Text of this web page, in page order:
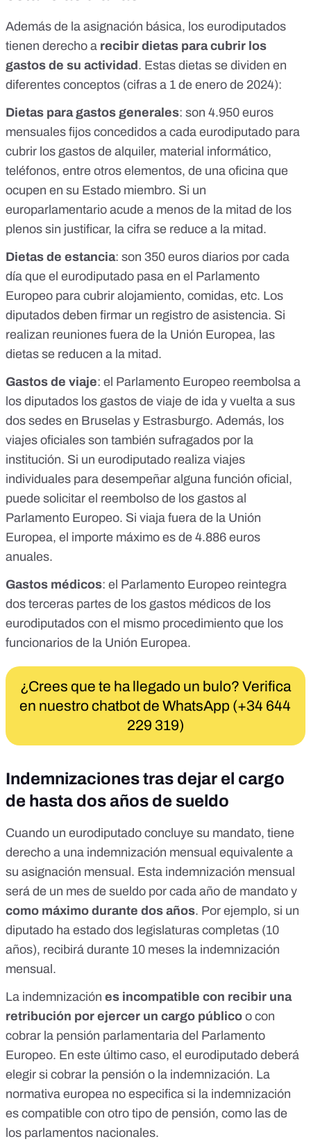
Además de la asignación básica, los eurodiputados
tienen derecho a recibir dietas para cubrir los
gastos de su actividad . Estas dietas se dividen en
diferentes conceptos (cifras a 1 de enero de 2024):
Dietas para gastos generales: son 4.950 euros
mensuales fijos concedidos a cada eurodiputado para
cubrir los gastos de alquiler, material informático,
teléfonos, entre otros elementos, de una oficina que
ocupen en su Estado miembro. Si un
europarlamentario acude a menos de la mitad de los
plenos sin justificar, la cifra se reduce a la mitad.
Dietas de estancia: son 350 euros diarios por cada
día que el eurodiputado pasa en el Parlamento
Europeo para cubrir alojamiento, comidas, etc. Los
diputados deben firmar un registro de asistencia. Si
realizan reuniones fuera de la Unión Europea, las
dietas se reducen a la mitad.
Gastos de viaje: el Parlamento Europeo reembolsa a
los diputados los gastos de viaje de ida y vuelta a sus
dos sedes en Bruselas y Estrasburgo. Además, los
viajes oficiales son también sufragados por la
institución. Si un eurodiputado realiza viajes
individuales para desempeñar alguna función oficial,
puede solicitar el reembolso de los gastos al
Parlamento Europeo. Si viaja fuera de la Unión
Europea, el importe máximo es de 4.886 euros
anuales.
Gastos médicos: el Parlamento Europeo reintegra
dos terceras partes de los gastos médicos de los
eurodiputados con el mismo procedimiento que los
funcionarios de la Unión Europea.
¿Crees que te ha llegado un bulo? Verifica
en nuestro chatbot de WhatsApp (+34 644
229 319)
Indemnizaciones tras dejar el cargo
de hasta dos años de sueldo
Cuando un eurodiputado concluye su mandato, tiene
derecho a una indemnización mensual equivalente a
su asignación mensual . Esta indemnización mensual
será de un mes de sueldo por cada año de mandato y
como máximo durante dos años. Por ejemplo, si un
diputado ha estado dos legislaturas completas (10
años), recibirá durante 10 meses la indemnización
mensual.
La indemnización es incompatible con recibir una
retribución por ejercer un cargo público o con
cobrar la pensión parlamentaria del Parlamento
Europeo. En este último caso, el eurodiputado deberá
elegir si cobrar la pensión o la indemnización. La
normativa europea no especifica si la indemnización
es compatible con otro tipo de pensión, como las de
los parlamentos nacionales.